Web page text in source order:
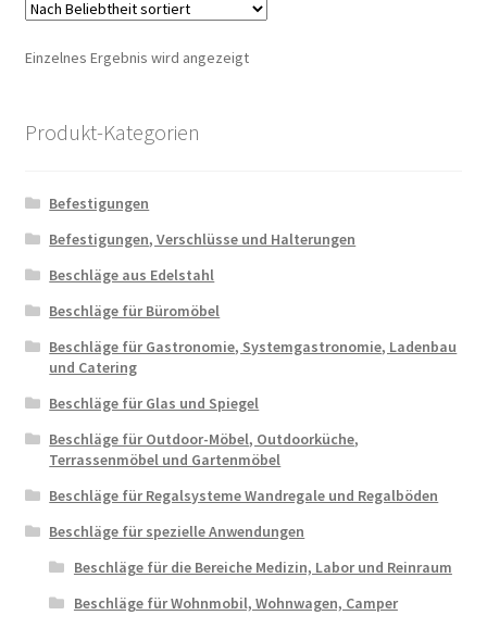
Einzelnes Ergebnis wird angezeigt
Produkt-Kategorien
Befestigungen
Befestigungen, Verschlüsse und Halterungen
Beschläge aus Edelstahl
Beschläge für Büromöbel
Beschläge für Gastronomie, Systemgastronomie, Ladenbau
und Catering
Beschläge für Glas und Spiegel
Beschläge für Outdoor-Möbel, Outdoorküche,
Terrassenmöbel und Gartenmöbel
Beschläge für Regalsysteme Wandregale und Regalböden
Beschläge für spezielle Anwendungen
Beschläge für die Bereiche Medizin, Labor und Reinraum
Beschläge für Wohnmobil, Wohnwagen, Camper